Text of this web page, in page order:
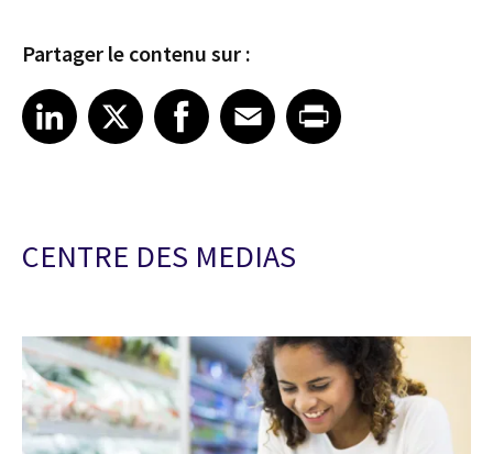
Partager le contenu sur :
Share article on LinkedIn
LinkedIn
Share article on XShare article on Facebook
Facebook
Share article on Email
EmailShare article on Print
CENTRE DES MEDIAS